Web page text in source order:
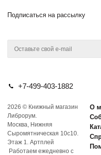
Подписаться на рассылку
+7-499-403-1882
2026 © Книжный магазин
Либрорум.
Москва, Нижняя
Сыромятническая 10с10.
Этаж 1. Артплей
Работаем ежедневно с
О